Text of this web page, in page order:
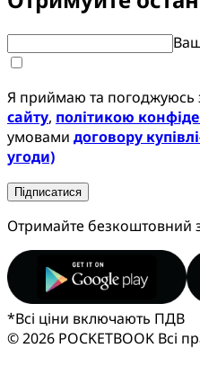
Я приймаю та погоджуюсь
сайту, політикою
умовами договору
угоди)
Підписатися
Отримайте безкоштовний
*Всі ціни включають ПДВ
© 2026 POCKETBOOK Всі